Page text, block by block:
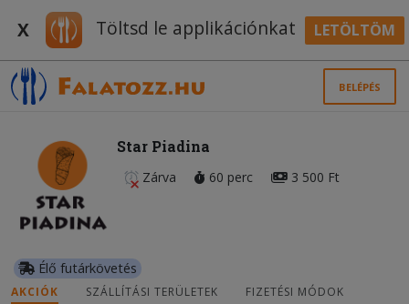
X Töltsd le applikációnkat LETÖLTÖM
BELÉPÉS
Star Piadina
Zárva 60 perc 3 500 Ft
Élő futárkövetés
AKCIÓK SZÁLLÍTÁSI TERÜLETEK FIZETÉSI MÓDOK